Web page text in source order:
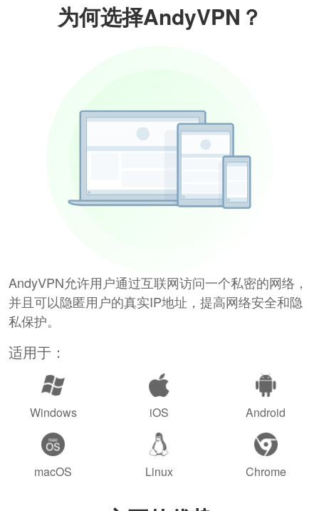
为何选择AndyVPN？
AndyVPN允许用户通过互联网访问一个私密的网络，
并且可以隐匿用户的真实IP地址，提高网络安全和隐
私保护。
适用于：
Windows iOS Android
macOS Linux Chrome